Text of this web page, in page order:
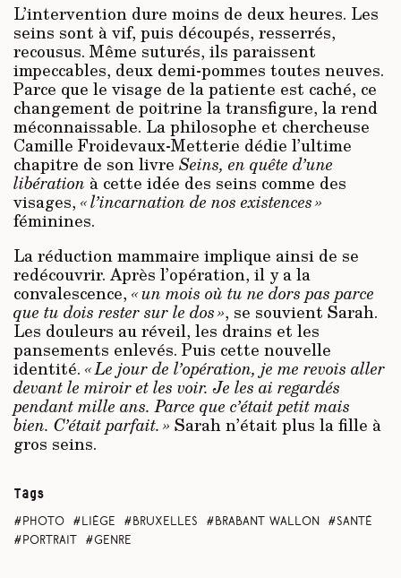
L’intervention dure moins de deux heures. Les
seins sont à vif, puis découpés, resserrés,
recousus. Même suturés, ils paraissent
impeccables, deux demi-pommes toutes neuves.
Parce que le visage de la patiente est caché, ce
changement de poitrine la transfigure, la rend
méconnaissable. La philosophe et chercheuse
Camille Froidevaux-Metterie dédie l’ultime
chapitre de son livre Seins, en quête d’une
libération à cette idée des seins comme des
visages, « l’incarnation de nos existences »
féminines.
La réduction mammaire implique ainsi de se
redécouvrir. Après l’opération, il y a la
convalescence, « un mois où tu ne dors pas parce
que tu dois rester sur le dos », se souvient Sarah.
Les douleurs au réveil, les drains et les
pansements enlevés. Puis cette nouvelle
identité. « Le jour de l’opération, je me revois aller
devant le miroir et les voir. Je les ai regardés
pendant mille ans. Parce que c’était petit mais
bien. C’était parfait. » Sarah n’était plus la fille à
gros seins.
Tags
photo Liège Bruxelles Brabant wallon
santé
portrait
genre